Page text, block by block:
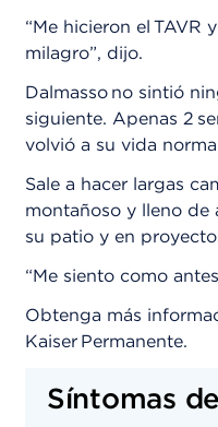
“Me hicieron el
milagro”, dijo.
Dalmasso no sintió
siguiente. Apenas 2
volvió a su vida
Sale a hacer largas
montañoso y lleno de
su patio y en
“Me siento como
Obtenga más
Kaiser Permanente.
Síntomas